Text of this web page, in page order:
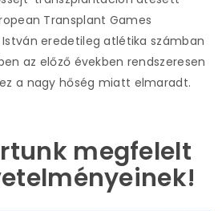
Transplant Games
eredetileg atlétika számban
az előző években rendszeresen
a nagy hőség miatt elmaradt.
megfelelt